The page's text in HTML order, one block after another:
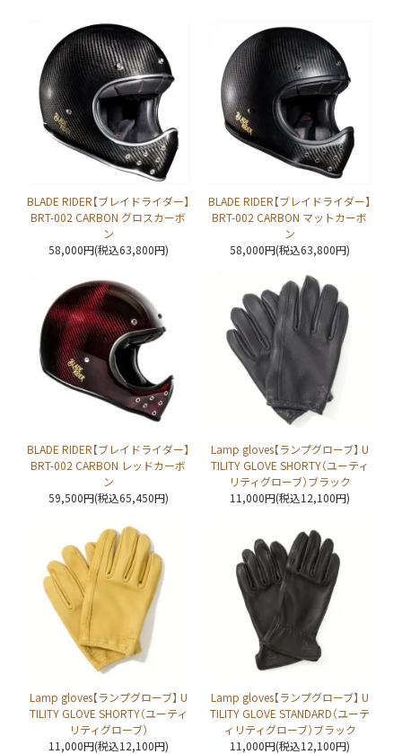
BLADE RIDER【ブレイドライダー】
BRT-002 CARBON グロスカーボ
ン
58,000円(税込63,800円)
BLADE RIDER【ブレイドライダー】
BRT-002 CARBON マットカーボ
ン
58,000円(税込63,800円)
BLADE RIDER【ブレイドライダー】
BRT-002 CARBON レッドカーボ
ン
59,500円(税込65,450円)
Lamp gloves【ランプグローブ】 U
TILITY GLOVE SHORTY（ユーティ
リティグローブ）ブラック
11,000円(税込12,100円)
Lamp gloves【ランプグローブ】 U
TILITY GLOVE SHORTY（ユーティ
リティグローブ）
11,000円(税込12,100円)
Lamp gloves【ランプグローブ】 U
TILITY GLOVE STANDARD（ユーテ
ィリティグローブ）ブラック
11,000円(税込12,100円)